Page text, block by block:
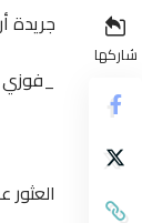
شاركها
جريدة